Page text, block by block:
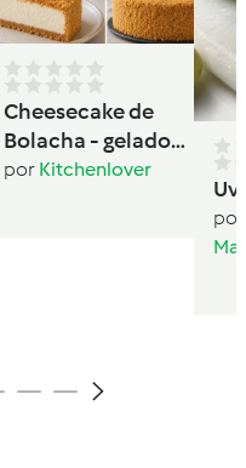
Cheesecake de
Bolacha - gelado
sanduíche
por Kitchenlover
por